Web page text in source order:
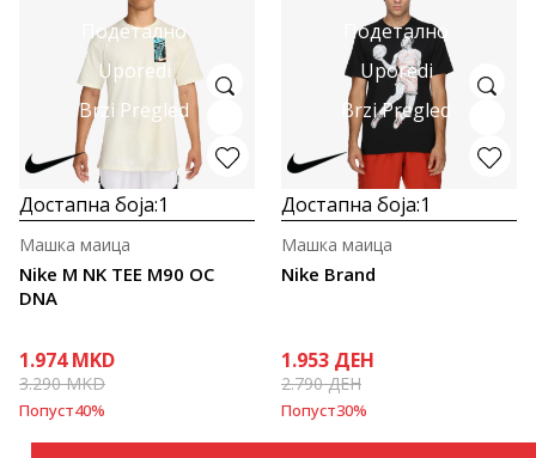
Подетално
Uporedi
Brzi Pregled
Достапна боја:1
Nike M NK TEE M90 OC
DNA
Машка маица
1.974 MKD
3.290MKD
Попуст40%
Подетално
Uporedi
Brzi Pregled
Достапна боја:1
Nike Brand
Машка маица
1.953 ДЕН
2.790ДЕН
Попуст30%